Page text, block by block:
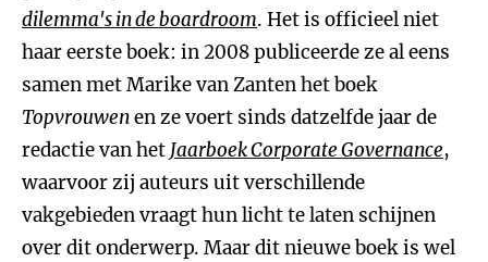
dilemma's in de boardroom. Het is officieel niet
haar eerste boek: in 2008 publiceerde ze al eens
samen met Marike van Zanten het boek
Topvrouwenen ze voert sinds datzelfde jaar de
redactie van het Jaarboek Corporate Governance,
waarvoor zij auteurs uit verschillende
vakgebieden vraagt hun licht te laten schijnen
over dit onderwerp. Maar dit nieuwe boek is wel